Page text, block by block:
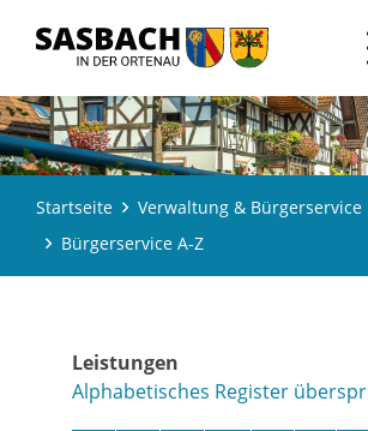
Startseite
Verwaltung & Bürgerservice
Bürgerservice A-Z
Leistungen
Alphabetisches Register